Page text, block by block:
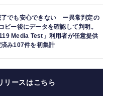
了でも安心できない ー異常判定の
ピー後にデータを確認して判明。
Media Test」利用者が任意提供
済み107件を初集計
リースはこちら